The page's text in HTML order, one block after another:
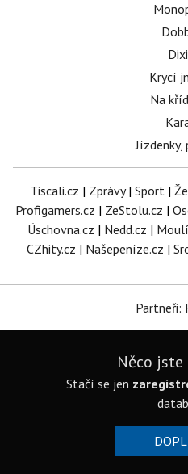
Krycí
Na
Jízdenky,
Tiscali.cz | Zprávy| Sport |
Profigamers.cz | ZeStolu.cz |
Úschovna.cz | Nedd.cz |
CZhity.cz | Našepeníze.cz |
Partneři:
Něco jste
Stačí se jen